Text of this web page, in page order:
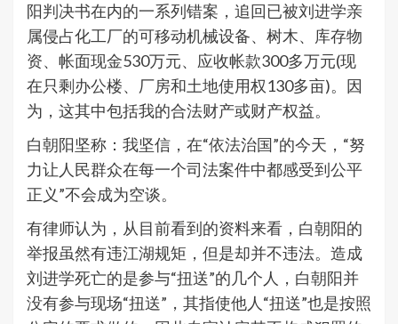
阳判决书在内的一系列错案，追回已被刘进学亲
属侵占化工厂的可移动机械设备、树木、库存物
资、帐面现金530万元、应收帐款300多万元(现
在只剩办公楼、厂房和土地使用权130多亩)。因
为，这其中包括我的合法财产或财产权益。
白朝阳坚称：我坚信，在“依法治国”的今天，“努
力让人民群众在每一个司法案件中都感受到公平
正义”不会成为空谈。
有律师认为，从目前看到的资料来看，白朝阳的
举报虽然有违江湖规矩，但是却并不违法。造成
刘进学死亡的是参与“扭送”的几个人，白朝阳并
没有参与现场“扭送”，其指使他人“扭送”也是按照